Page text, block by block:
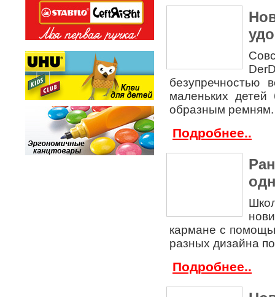
безупречностью
маленьких детей
образным ремням.
Подробнее..
кармане с
разных дизайна
Подробнее..